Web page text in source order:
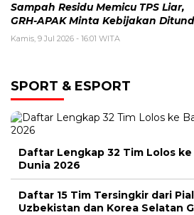
Sampah Residu Memicu TPS Liar,
GRH-APAK Minta Kebijakan
Kamis, 9 Jul 2026 - 16:01 WITA
SPORT & ESPORT
Daftar Lengkap 32 Tim Lolos ke
Dunia 2026
Daftar 15 Tim Tersingkir dari
Uzbekistan dan Korea Selatan